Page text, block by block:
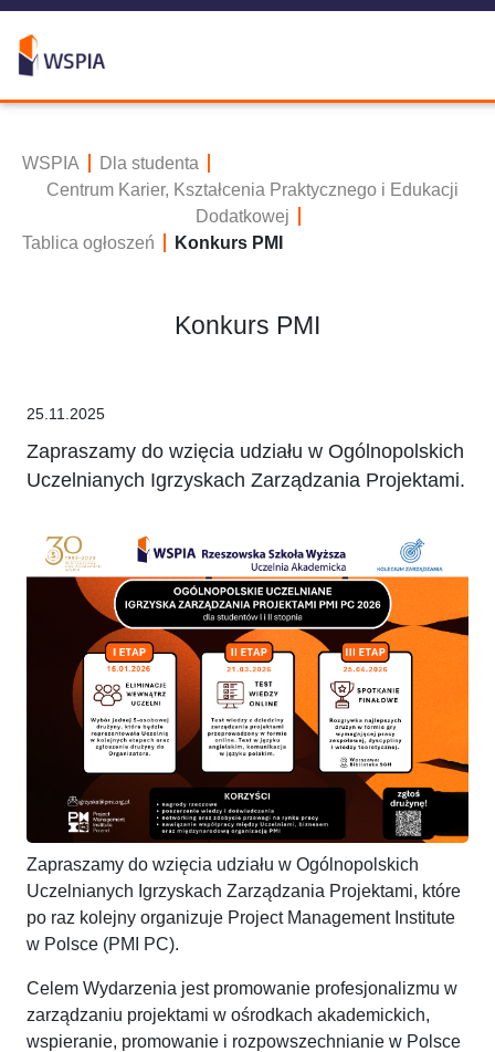
WSPIA
Dla studenta
Centrum Karier, Kształcenia Praktycznego i Edukacji
Dodatkowej
Tablica ogłoszeń
Konkurs PMI
Konkurs PMI
25.11.2025
Zapraszamy do wzięcia udziału w Ogólnopolskich
Uczelnianych Igrzyskach Zarządzania Projektami.
Zapraszamy do wzięcia udziału w Ogólnopolskich
Uczelnianych Igrzyskach Zarządzania Projektami, które
po raz kolejny organizuje Project Management Institute
w Polsce (PMI PC).
Celem Wydarzenia jest promowanie profesjonalizmu w
zarządzaniu projektami w ośrodkach akademickich,
wspieranie, promowanie i rozpowszechnianie w Polsce